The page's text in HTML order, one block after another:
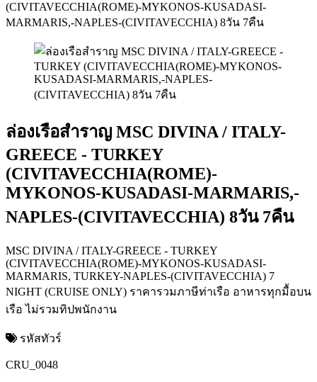
(CIVITAVECCHIA(ROME)-MYKONOS-KUSADASI-
MARMARIS,-NAPLES-(CIVITAVECCHIA) 8วัน 7คืน
ล่องเรือสำราญ MSC DIVINA / ITALY-
GREECE - TURKEY
(CIVITAVECCHIA(ROME)-
MYKONOS-KUSADASI-MARMARIS,-
NAPLES-(CIVITAVECCHIA) 8วัน 7คืน
MSC DIVINA / ITALY-GREECE - TURKEY
(CIVITAVECCHIA(ROME)-MYKONOS-KUSADASI-
MARMARIS, TURKEY-NAPLES-(CIVITAVECCHIA) 7
NIGHT (CRUISE ONLY) ราคารวมภาษีท่าเรือ อาหารทุกมื้อบน
เรือ ไม่รวมทิปพนักงาน
รหัสทัวร์
CRU_0048